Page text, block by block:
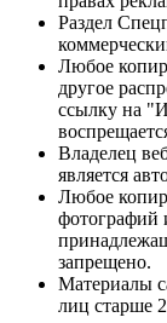
Раздел
Любое
другое
ссылку на
Владелец
является
Любое
фотографий
запрещено.
Материалы
лиц старше